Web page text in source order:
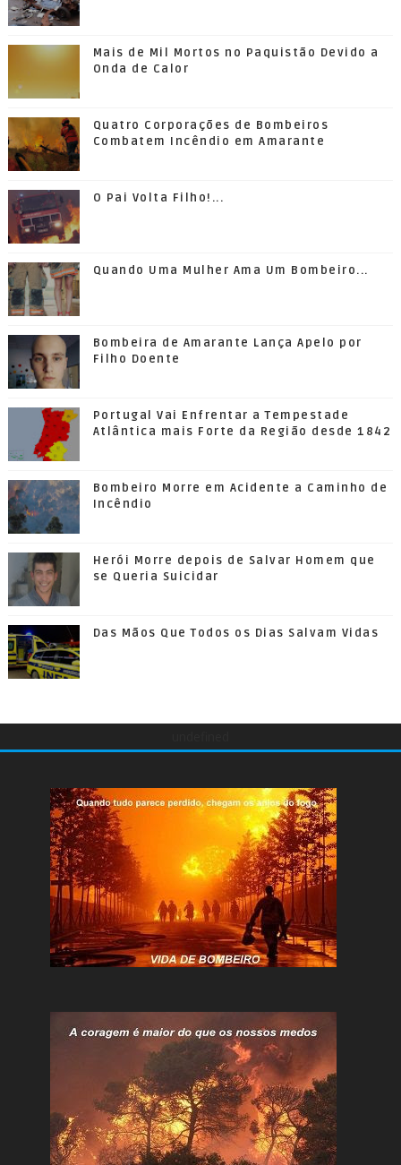
Mais de Mil Mortos no Paquistão Devido a
Onda de Calor
Quatro Corporações de Bombeiros
Combatem Incêndio em Amarante
O Pai Volta Filho!...
Quando Uma Mulher Ama Um Bombeiro...
Bombeira de Amarante Lança Apelo por
Filho Doente
Portugal Vai Enfrentar a Tempestade
Atlântica mais Forte da Região desde 1842
Bombeiro Morre em Acidente a Caminho de
Incêndio
Herói Morre depois de Salvar Homem que
se Queria Suicidar
Das Mãos Que Todos os Dias Salvam Vidas